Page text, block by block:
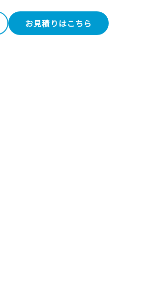
お見積りはこちら